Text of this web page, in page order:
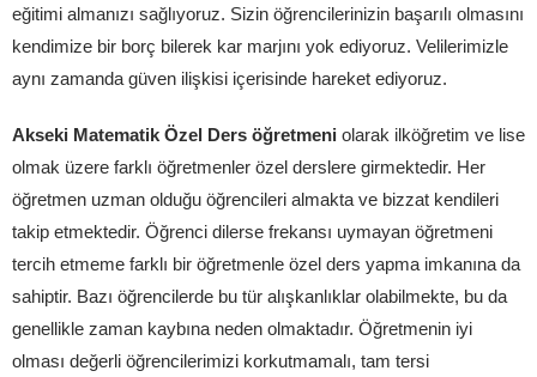
eğitimi almanızı sağlıyoruz. Sizin öğrencilerinizin başarılı olmasını
kendimize bir borç bilerek kar marjını yok ediyoruz. Velilerimizle
aynı zamanda güven ilişkisi içerisinde hareket ediyoruz.
Akseki Matematik Özel Ders öğretmeni olarak ilköğretim ve lise
olmak üzere farklı öğretmenler özel derslere girmektedir. Her
öğretmen uzman olduğu öğrencileri almakta ve bizzat kendileri
takip etmektedir. Öğrenci dilerse frekansı uymayan öğretmeni
tercih etmeme farklı bir öğretmenle özel ders yapma imkanına da
sahiptir. Bazı öğrencilerde bu tür alışkanlıklar olabilmekte, bu da
genellikle zaman kaybına neden olmaktadır. Öğretmenin iyi
olması değerli öğrencilerimizi korkutmamalı, tam tersi